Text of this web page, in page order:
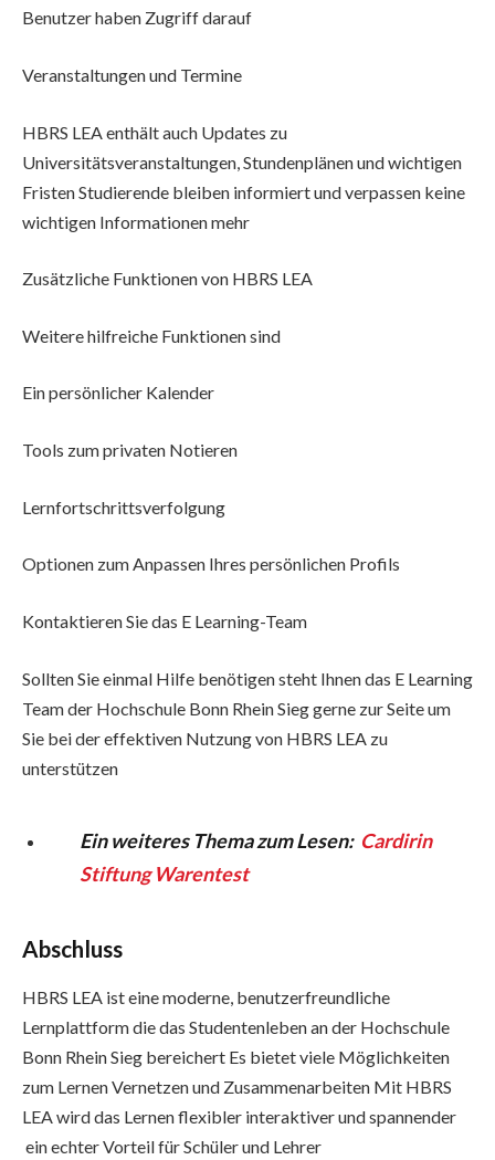
Benutzer haben Zugriff darauf
Veranstaltungen und Termine
HBRS LEA enthält auch Updates zu
Universitätsveranstaltungen, Stundenplänen und wichtigen
Fristen Studierende bleiben informiert und verpassen keine
wichtigen Informationen mehr
Zusätzliche Funktionen von HBRS LEA
Weitere hilfreiche Funktionen sind
Ein persönlicher Kalender
Tools zum privaten Notieren
Lernfortschrittsverfolgung
Optionen zum Anpassen Ihres persönlichen Profils
Kontaktieren Sie das E Learning-Team
Sollten Sie einmal Hilfe benötigen steht Ihnen das E Learning
Team der Hochschule Bonn Rhein Sieg gerne zur Seite um
Sie bei der effektiven Nutzung von HBRS LEA zu
unterstützen
Ein weiteres Thema zum Lesen: Cardirin
Stiftung Warentest
Abschluss
HBRS LEA ist eine moderne, benutzerfreundliche
Lernplattform die das Studentenleben an der Hochschule
Bonn Rhein Sieg bereichert Es bietet viele Möglichkeiten
zum Lernen Vernetzen und Zusammenarbeiten Mit HBRS
LEA wird das Lernen flexibler interaktiver und spannender
ein echter Vorteil für Schüler und Lehrer